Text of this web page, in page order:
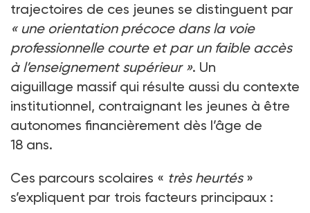
trajectoires de ces jeunes se distinguent par
« une orientation précoce dans la voie
professionnelle courte et par un faible accès
à l’enseignement supérieur ». Un
aiguillage massif qui résulte aussi du contexte
institutionnel, contraignant les jeunes à être
autonomes financièrement dès l’âge de
18 ans.
Ces parcours scolaires « très heurtés »
s’expliquent par trois facteurs principaux :